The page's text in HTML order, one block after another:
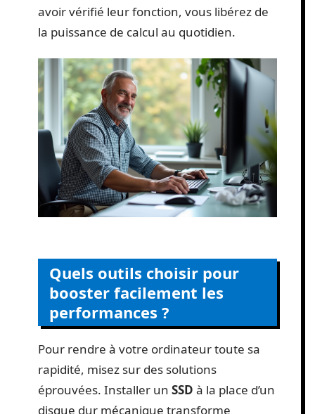
avoir vérifié leur fonction, vous libérez de
la puissance de calcul au quotidien.
Quels outils choisir pour
booster facilement les
performances ?
Pour rendre à votre ordinateur toute sa
rapidité, misez sur des solutions
éprouvées. Installer un SSD à la place d’un
disque dur mécanique transforme